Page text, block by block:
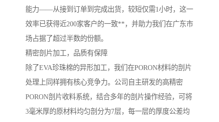
能力——从接到订单到完成出货，较短仅需1小时，这一
效率已获得近200家客户的一致**，并助力我们在广东市
场占据了超过半数的份额。
精密剖片加工，品质有保障
除了EVA珍珠棉的异形加工，我们在PORON材料的剖片
处理上同样拥有核心竞争力。公司自主研发的高精密
PORON剖片收料系统，结合多年的剖片操作经验，可将
3毫米厚的原材料均匀剖分为7层，每一层的厚度公差均